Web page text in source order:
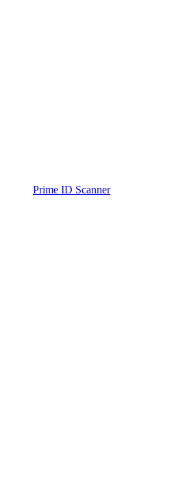
Prime ID Scanner